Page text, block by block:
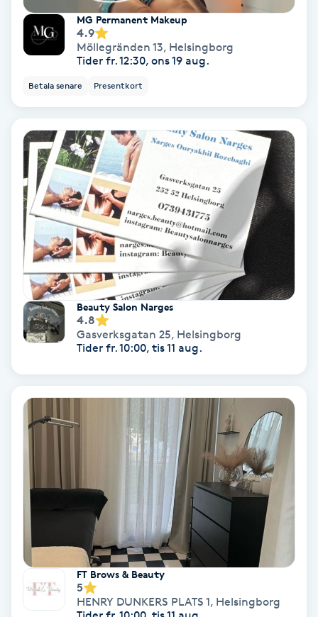
Gellack med förstärkning
Gravidmassage
Gravidyoga
Gruppträning
Gua Sha-massage
Hatha Yoga
Headspa
Healing
Herrklippning
Hollywood Peel
Hot Stone Massage
Hot yoga
Hudföryngring
Huduppstramning
MG Permanent Makeup
4.9
Möllegränden 13, Helsingborg
Tider fr. 12:30, ons 19 aug.
Betala senare Presentkort
Beauty Salon Narges
4.8
Gasverksgatan 25, Helsingborg
Tider fr. 10:00, tis 11 aug.
FT Brows & Beauty
5
HENRY DUNKERS PLATS 1, Helsingborg